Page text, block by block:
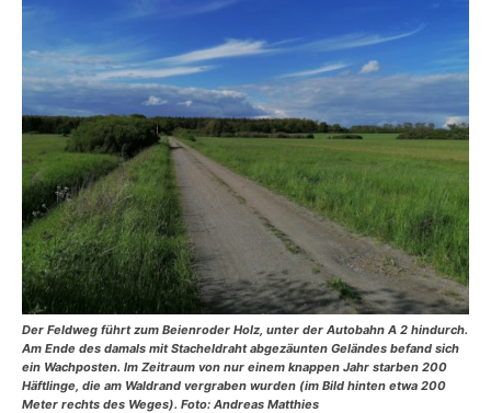
Der Feldweg führt zum Beienroder Holz, unter der Autobahn A 2 hindurch.
Am Ende des damals mit Stacheldraht abgezäunten Geländes befand sich
ein Wachposten. Im Zeitraum von nur einem knappen Jahr starben 200
Häftlinge, die am Waldrand vergraben wurden (im Bild hinten etwa 200
Meter rechts des Weges). Foto: Andreas Matthies